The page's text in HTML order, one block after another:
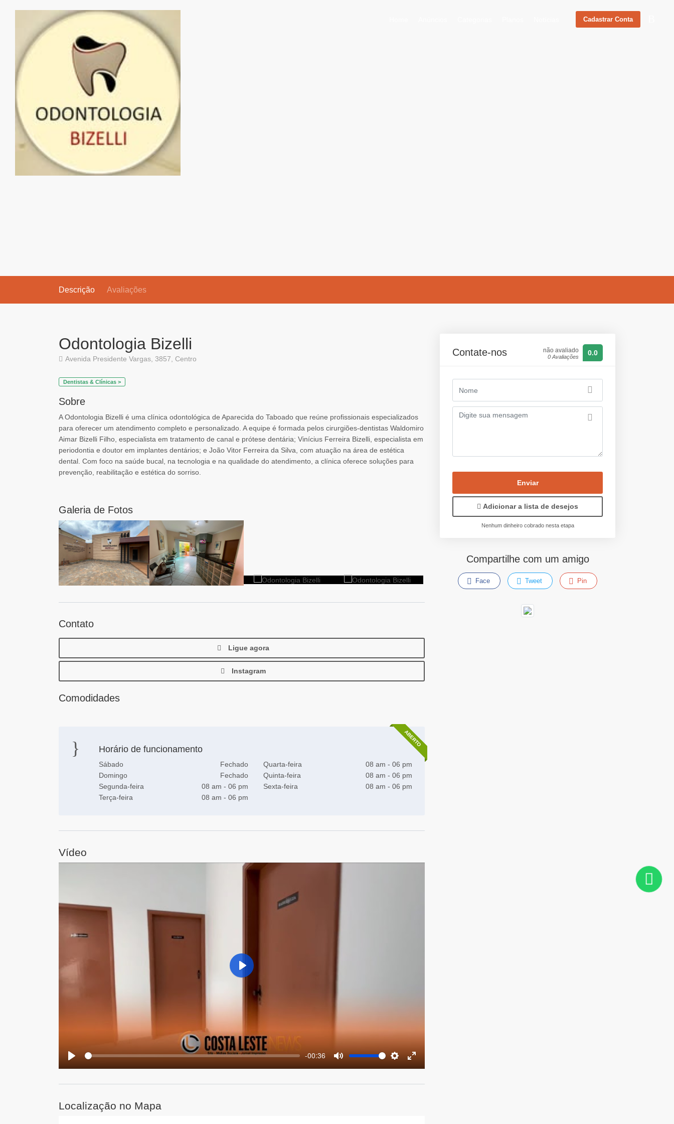
Descrição Avaliações
Odontologia Bizelli
Avenida Presidente Vargas, 3857, Centro
Dentistas & Clínicas >
Sobre
A Odontologia Bizelli é uma clínica odontológica de Aparecida do Taboado que reúne profissionais especializados
para oferecer um atendimento completo e personalizado. A equipe é formada pelos cirurgiões-dentistas Waldomiro
Aimar Bizelli Filho, especialista em tratamento de canal e prótese dentária; Vinícius Ferreira Bizelli, especialista em
periodontia e doutor em implantes dentários; e João Vitor Ferreira da Silva, com atuação na área de estética
dental. Com foco na saúde bucal, na tecnologia e na qualidade do atendimento, a clínica oferece soluções para
prevenção, reabilitação e estética do sorriso.
Galeria de Fotos
Contato
Ligue agora
Instagram
Comodidades
ABERTO
Horário de funcionamento
Sábado
Fechado
Domingo
Fechado
Segunda-feira
08 am - 06 pm
Terça-feira
08 am - 06 pm
Quarta-feira
08 am - 06 pm
Quinta-feira
08 am - 06 pm
Sexta-feira
08 am - 06 pm
Vídeo
Play
-00:36
Mute
Settings
Enter
Play
Localização no Mapa
Contate-nos não avaliado
0 Avaliações 0.0
Enviar
Adicionar a lista de desejos
Nenhum dinheiro cobrado nesta etapa
Compartilhe com um amigo
Face Tweet Pin
Cadastrar Conta